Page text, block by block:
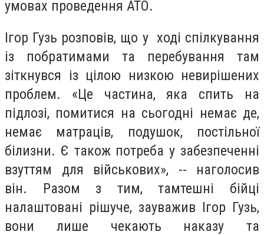
умовах проведення АТО.
Ігор Гузь розповів, що у ході спілкування
із побратимами та перебування там
зіткнувся із цілою низкою невирішених
проблем. «Це частина, яка спить на
підлозі, помитися на сьогодні немає де,
немає матраців, подушок, постільної
білизни. Є також потреба у забезпеченні
взуттям для військових», -- наголосив
він. Разом з тим, тамтешні бійці
налаштовані рішуче, зауважив Ігор Гузь,
вони лише чекають наказу та